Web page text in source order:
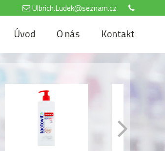
Ulbrich.Ludek@seznam.cz
Úvod O nás Kontakt